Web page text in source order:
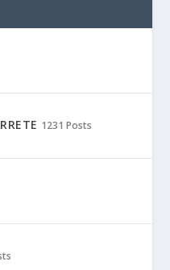
1231 Posts